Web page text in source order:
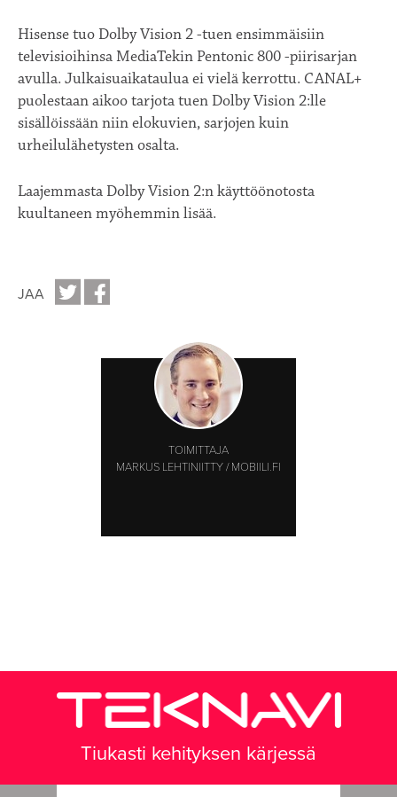
Hisense tuo Dolby Vision 2 -tuen ensimmäisiin
televisioihinsa MediaTekin Pentonic 800 -piirisarjan
avulla. Julkaisuaikataulua ei vielä kerrottu. CANAL+
puolestaan aikoo tarjota tuen Dolby Vision 2:lle
sisällöissään niin elokuvien, sarjojen kuin
urheilulähetysten osalta.
Laajemmasta Dolby Vision 2:n käyttöönotosta
kuultaneen myöhemmin lisää.
JAA
TOIMITTAJA
MARKUS LEHTINIITTY / MOBIILI.FI
Tiukasti kehityksen kärjessä